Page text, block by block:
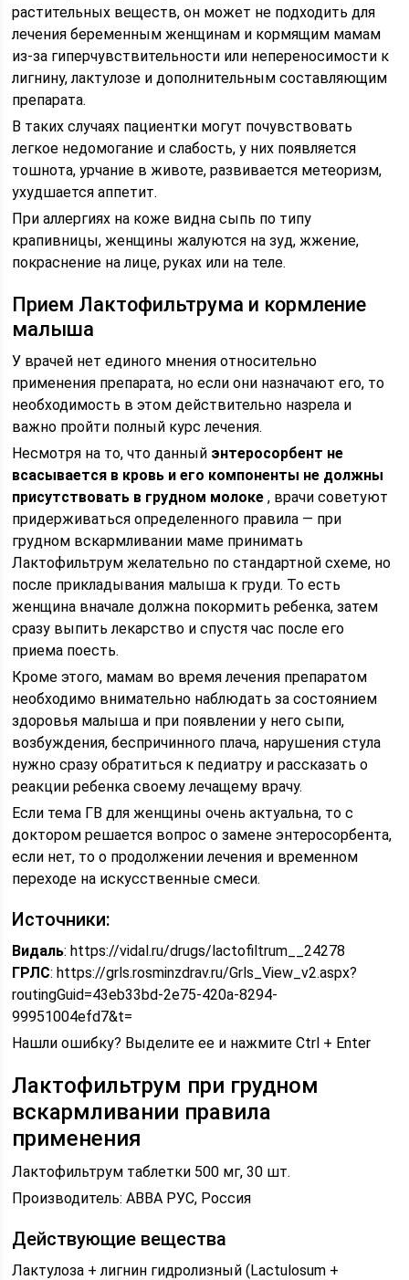
растительных веществ, он может не подходить для
лечения беременным женщинам и кормящим мамам
из-за гиперчувствительности или непереносимости к
лигнину, лактулозе и дополнительным составляющим
препарата.
В таких случаях пациентки могут почувствовать
легкое недомогание и слабость, у них появляется
тошнота, урчание в животе, развивается метеоризм,
ухудшается аппетит.
При аллергиях на коже видна сыпь по типу
крапивницы, женщины жалуются на зуд, жжение,
покраснение на лице, руках или на теле.
Прием Лактофильтрума и кормление
малыша
У врачей нет единого мнения относительно
применения препарата, но если они назначают его, то
необходимость в этом действительно назрела и
важно пройти полный курс лечения.
Несмотря на то, что данный энтеросорбент не
всасывается в кровь и его компоненты не должны
присутствовать в грудном молоке , врачи советуют
придерживаться определенного правила — при
грудном вскармливании маме принимать
Лактофильтрум желательно по стандартной схеме, но
после прикладывания малыша к груди. То есть
женщина вначале должна покормить ребенка, затем
сразу выпить лекарство и спустя час после его
приема поесть.
Кроме этого, мамам во время лечения препаратом
необходимо внимательно наблюдать за состоянием
здоровья малыша и при появлении у него сыпи,
возбуждения, беспричинного плача, нарушения стула
нужно сразу обратиться к педиатру и рассказать о
реакции ребенка своему лечащему врачу.
Если тема ГВ для женщины очень актуальна, то с
доктором решается вопрос о замене энтеросорбента,
если нет, то о продолжении лечения и временном
переходе на искусственные смеси.
Источники:
Видаль: https://vidal.ru/drugs/lactofiltrum__24278
ГРЛС: https://grls.rosminzdrav.ru/Grls_View_v2.aspx?
routingGuid=43eb33bd-2e75-420a-8294-
99951004efd7&t=
Нашли ошибку? Выделите ее и нажмите Ctrl + Enter
Лактофильтрум при грудном
вскармливании правила
применения
Лактофильтрум таблетки 500 мг, 30 шт.
Производитель: АВВА РУС, Россия
Действующие вещества
Лактулоза + лигнин гидролизный (Lactulosum +